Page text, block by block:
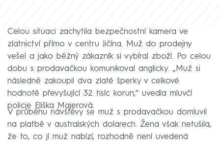
Celou situaci zachytila bezpečnostní kamera ve
zlatnictví přímo v centru Jičína. Muž do prodejny
vešel a jako běžný zákazník si vybíral zboží. Po celou
dobu s prodavačkou komunikoval anglicky. „Muž si
následně zakoupil dva zlaté šperky v celkové
hodnotě převyšující 32 tisíc korun,“ uvedla mluvčí
policie Eliška Majerová.
V průběhu návštěvy se muž s prodavačkou domluvil
na platbě v australských dolarech. Žena však netušila,
že to, co jí muž nabízí, rozhodně není uvedená